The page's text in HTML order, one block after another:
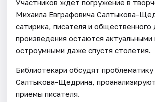
Участников ждет погружение в
Михаила Евграфовича Салтыкова-
сатирика, писателя и общественного
произведения остаются актуальными
остроумными даже спустя столетия.
Библиотекари обсудят
Салтыкова-Щедрина,
приемы писателя.